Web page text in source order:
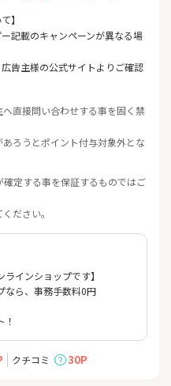
】
記載のキャンペーンが異なる場
告主様の公式サイトよりご確認
直接問い合わせする事を固く禁
ろうとポイント付与対象外とな
定する事を保証するものではご
ださい。
インショップです】
なら、事務手数料0円
クチコミ 30P